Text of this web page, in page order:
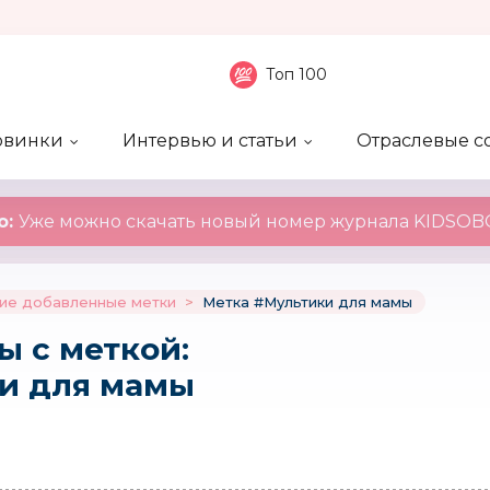
Топ 100
Интервью и статьи
Отраслевые
Уже можно скачать новый номер журнала
добавленные метки > Метка #Мультики для мамы
c меткой:
для мамы